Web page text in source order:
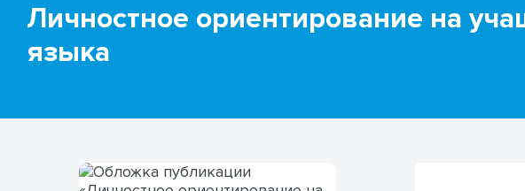
Личностное ориентирование на
языка